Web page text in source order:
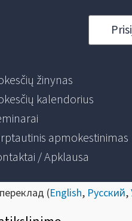
žinynas
kalendorius
apmokestinimas
/ Apklausa
(English, Русский,